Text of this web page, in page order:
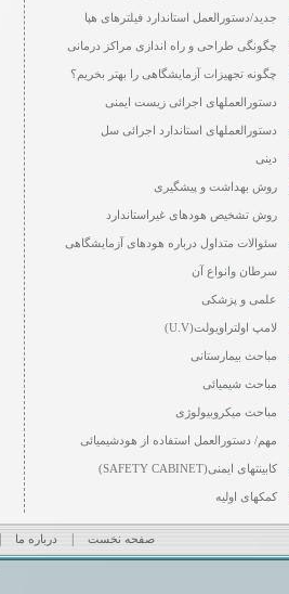
جدید/دستورالعمل استاندارد فیلترهای هپا
چگونگی طراحی و راه اندازی مراکز درمانی
چگونه تجهیزات آزمایشگاهی را بهتر بخریم؟
دستورالعملهای اجرائی زیست ایمنی
دستورالعملهای استاندارد اجرائی سل
دینی
روش بهداشت و پیشگیری
روش تشخیص هودهای غیراستاندارد
سئوالات متداول درباره هودهای آزمایشگاهی
سرطان وانواع آن
علمی و پزشکی
لامپ اولتراویولت(U.V)
مباحث بیمارستانی
مباحث شیمیائی
مباحث میکروبیولوژی
مهم/ دستورالعمل استفاده از هودشیمیائی
کابینتهای ایمنی(SAFETY CABINET)
کمکهای اولیه
صفحه نخست درباره ما